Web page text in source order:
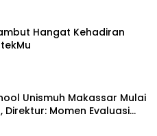
Hangat Kehadiran
Unismuh Makassar Mulai
Direktur: Momen Evaluasi